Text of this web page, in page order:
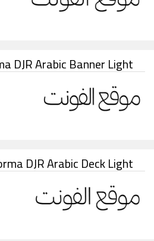
DJR Arabic Banner Light
DJR Arabic Deck Light